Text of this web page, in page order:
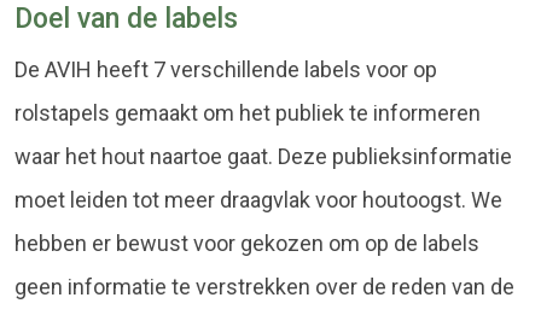
Doel van de labels
De AVIH heeft 7 verschillende labels voor op
rolstapels gemaakt om het publiek te informeren
waar het hout naartoe gaat. Deze publieksinformatie
moet leiden tot meer draagvlak voor houtoogst. We
hebben er bewust voor gekozen om op de labels
geen informatie te verstrekken over de reden van de